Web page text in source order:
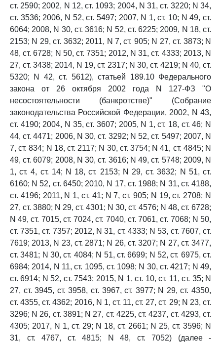
ст. 2590; 2002, N 12, ст. 1093; 2004, N 31, ст. 3220; N 34,
ст. 3536; 2006, N 52, ст. 5497; 2007, N 1, ст. 10; N 49, ст.
6064; 2008, N 30, ст. 3616; N 52, ст. 6225; 2009, N 18, ст.
2153; N 29, ст. 3632; 2011, N 7, ст. 905; N 27, ст. 3873; N
48, ст. 6728; N 50, ст. 7351; 2012, N 31, ст. 4333; 2013, N
27, ст. 3438; 2014, N 19, ст. 2317; N 30, ст. 4219; N 40, ст.
5320; N 42, ст. 5612), статьей 189.10 Федерального
закона от 26 октября 2002 года N 127-ФЗ "О
несостоятельности (банкротстве)" (Собрание
законодательства Российской Федерации, 2002, N 43,
ст. 4190; 2004, N 35, ст. 3607; 2005, N 1, ст. 18, ст. 46; N
44, ст. 4471; 2006, N 30, ст. 3292; N 52, ст. 5497; 2007, N
7, ст. 834; N 18, ст. 2117; N 30, ст. 3754; N 41, ст. 4845; N
49, ст. 6079; 2008, N 30, ст. 3616; N 49, ст. 5748; 2009, N
1, ст. 4, ст. 14; N 18, ст. 2153; N 29, ст. 3632; N 51, ст.
6160; N 52, ст. 6450; 2010, N 17, ст. 1988; N 31, ст. 4188,
ст. 4196; 2011, N 1, ст. 41; N 7, ст. 905; N 19, ст. 2708; N
27, ст. 3880; N 29, ст. 4301; N 30, ст. 4576; N 48, ст. 6728;
N 49, ст. 7015, ст. 7024, ст. 7040, ст. 7061, ст. 7068; N 50,
ст. 7351, ст. 7357; 2012, N 31, ст. 4333; N 53, ст. 7607, ст.
7619; 2013, N 23, ст. 2871; N 26, ст. 3207; N 27, ст. 3477,
ст. 3481; N 30, ст. 4084; N 51, ст. 6699; N 52, ст. 6975, ст.
6984; 2014, N 11, ст. 1095, ст. 1098; N 30, ст. 4217; N 49,
ст. 6914; N 52, ст. 7543; 2015, N 1, ст. 10, ст. 11, ст. 35; N
27, ст. 3945, ст. 3958, ст. 3967, ст. 3977; N 29, ст. 4350,
ст. 4355, ст. 4362; 2016, N 1, ст. 11, ст. 27, ст. 29; N 23, ст.
3296; N 26, ст. 3891; N 27, ст. 4225, ст. 4237, ст. 4293, ст.
4305; 2017, N 1, ст. 29; N 18, ст. 2661; N 25, ст. 3596; N
31, ст. 4767, ст. 4815; N 48, ст. 7052) (далее -